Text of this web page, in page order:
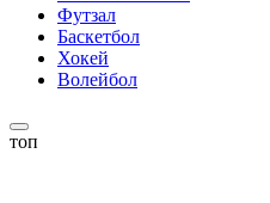
Футзал
Баскетбол
Хокей
Волейбол
топ